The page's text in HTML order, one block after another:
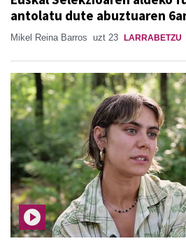
antolatu dute abuztuaren
Mikel Reina Barros uzt 23 LARRABETZU